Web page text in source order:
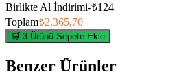
Birlikte Al İndirimi-₺124
Toplam₺2.365,70
🛒 3 Ürünü Sepete Ekle
Benzer Ürünler